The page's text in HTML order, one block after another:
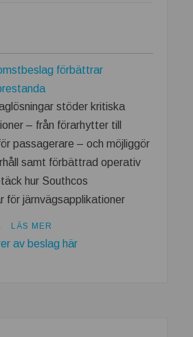
stöder kritiska
– från förarhytter till
passagerare – och möjliggör
samt förbättrad operativ
hur Southcos
för järnvägsapplikationer
LÄS MER
av beslag här